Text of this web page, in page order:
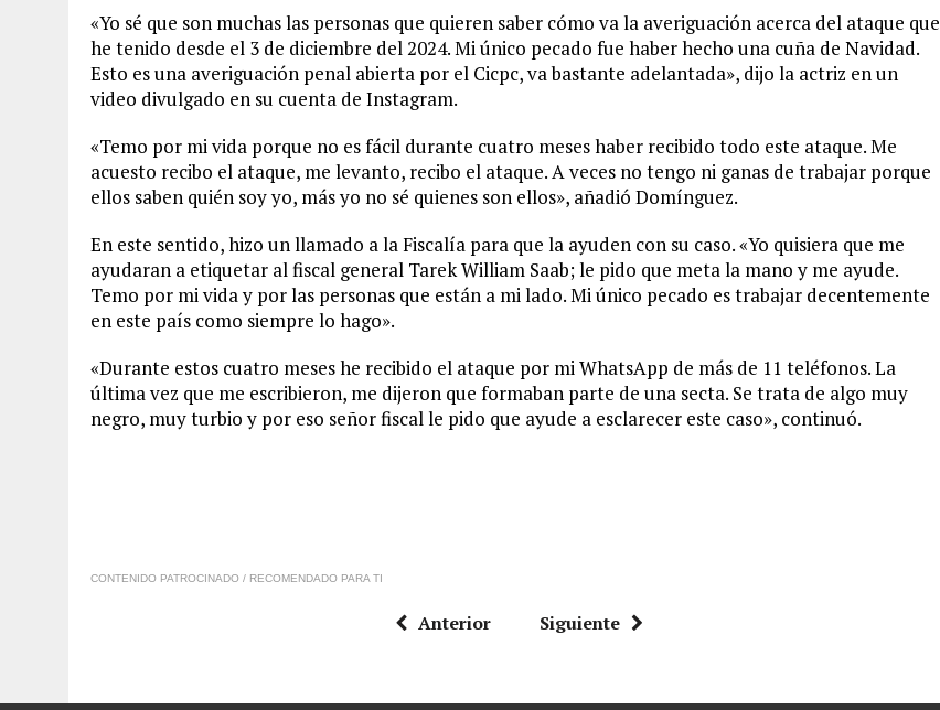
«Yo sé que son muchas las personas que quieren saber cómo va la averiguación acerca del ataque que
he tenido desde el 3 de diciembre del 2024. Mi único pecado fue haber hecho una cuña de Navidad.
Esto es una averiguación penal abierta por el Cicpc, va bastante adelantada», dijo la actriz en un
video divulgado en su cuenta de Instagram.
«Temo por mi vida porque no es fácil durante cuatro meses haber recibido todo este ataque. Me
acuesto recibo el ataque, me levanto, recibo el ataque. A veces no tengo ni ganas de trabajar porque
ellos saben quién soy yo, más yo no sé quienes son ellos», añadió Domínguez.
En este sentido, hizo un llamado a la Fiscalía para que la ayuden con su caso. «Yo quisiera que me
ayudaran a etiquetar al fiscal general Tarek William Saab; le pido que meta la mano y me ayude.
Temo por mi vida y por las personas que están a mi lado. Mi único pecado es trabajar decentemente
en este país como siempre lo hago».
«Durante estos cuatro meses he recibido el ataque por mi WhatsApp de más de 11 teléfonos. La
última vez que me escribieron, me dijeron que formaban parte de una secta. Se trata de algo muy
negro, muy turbio y por eso señor fiscal le pido que ayude a esclarecer este caso», continuó.
CONTENIDO PATROCINADO / RECOMENDADO PARA TI
Anterior Siguiente